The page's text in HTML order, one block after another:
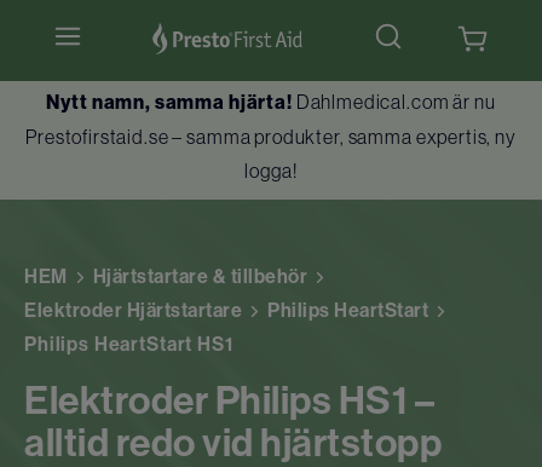
Hjärtstartare & tillbehör
Brandskydd
Kundtjänst
Nytt namn, samma hjärta! Dahlmedical.com är nu
Prestofirstaid.se – samma produkter, samma expertis, ny
logga!
HEM
Hjärtstartare & tillbehör
Elektroder Hjärtstartare
Philips HeartStart
Philips HeartStart HS1
Elektroder Philips HS1 –
alltid redo vid hjärtstopp